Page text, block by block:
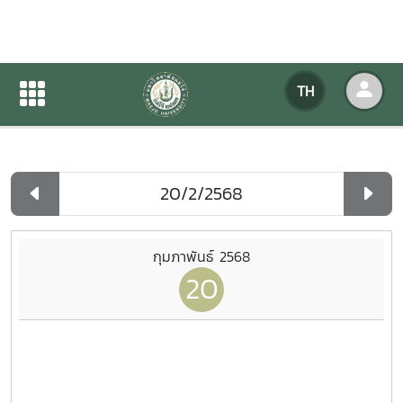
TH
ปฏิทินกิจกรรมของหน่วยงาน
ปฏิทินกิจกรรมของหน่วยงาน
กุมภาพันธ์ 2568
20